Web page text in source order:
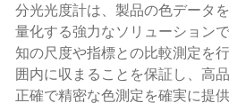
分光光度計は、製品の色データ
量化する強力なソリューション
知の尺度や指標との比較測定を
囲内に収まることを保証し、高
正確で精密な色測定を確実に提